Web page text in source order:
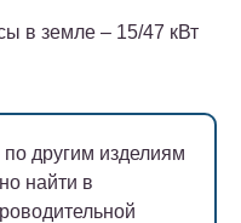
в земле – 15/47 кВт
другим изделиям
найти в